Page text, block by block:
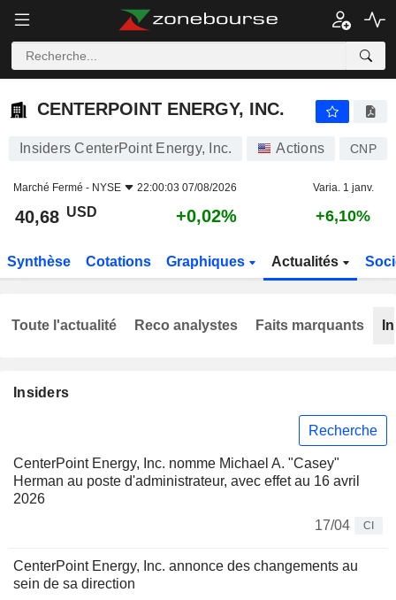
CENTERPOINT ENERGY, INC.
CENTERPOINT ENERGY, INC.
Insiders CenterPoint Energy, Inc. Actions CNP
Marché Fermé - NYSE 22:00:03 07/08/2026 Varia. 1 janv.
40,68 USD +0,02% +6,10%
Synthèse Cotations Graphiques Actualités
Insiders
Recherche
CenterPoint Energy, Inc. nomme Michael A. "Casey"
Herman au poste d'administrateur, avec effet au 16 avril
2026
17/04
CI
CenterPoint Energy, Inc. annonce des changements au
sein de sa direction
Toute l'actualité Reco analystes Faits marquants